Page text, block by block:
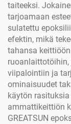
taiteeksi.
tarjoamaan
sulatettu
efektin, mikä
tahansa
ruoanlaittotöihin,
viipalointiin ja
ominaisuudet
käytön
ammattikeittiön
GREATSUN